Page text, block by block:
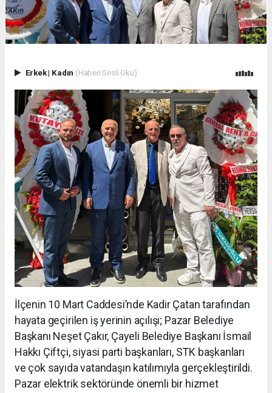
Erkek| Kadın (Haberi Sesli Oku)
İlçenin 10 Mart Caddesi’nde Kadir Çatan tarafından
hayata geçirilen iş yerinin açılışı; Pazar Belediye
Başkanı Neşet Çakır, Çayeli Belediye Başkanı İsmail
Hakkı Çiftçi, siyasi parti başkanları, STK başkanları
ve çok sayıda vatandaşın katılımıyla gerçekleştirildi.
Pazar elektrik sektöründe önemli bir hizmet